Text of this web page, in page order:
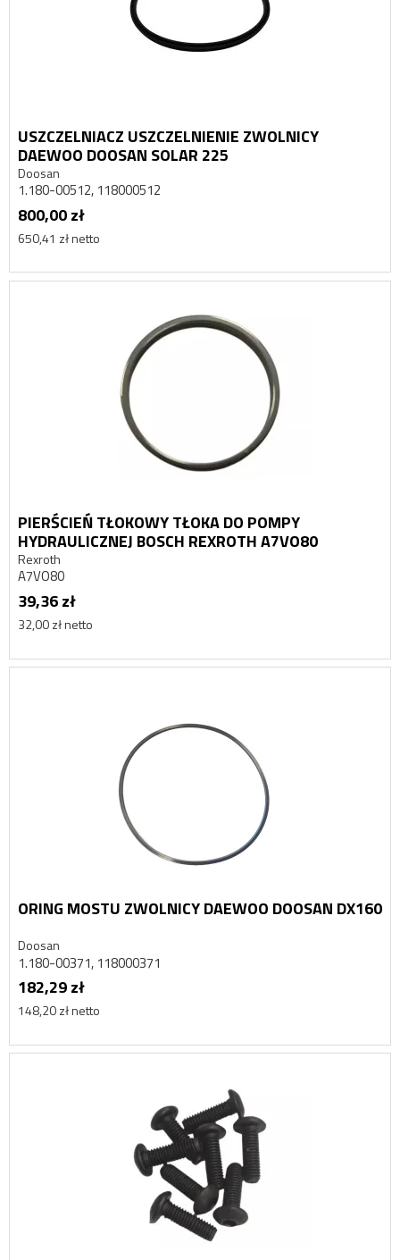
USZCZELNIACZ USZCZELNIENIE ZWOLNICY
DAEWOO DOOSAN SOLAR 225
Doosan
1.180-00512, 118000512
800,00 zł
650,41 zł netto
PIERŚCIEŃ TŁOKOWY TŁOKA DO POMPY
HYDRAULICZNEJ BOSCH REXROTH A7VO80
Rexroth
A7VO80
39,36 zł
32,00 zł netto
ORING MOSTU ZWOLNICY DAEWOO DOOSAN DX160
Doosan
1.180-00371, 118000371
182,29 zł
148,20 zł netto